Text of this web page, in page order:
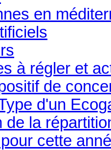
en
à régler et
de
d'un
de la
cette